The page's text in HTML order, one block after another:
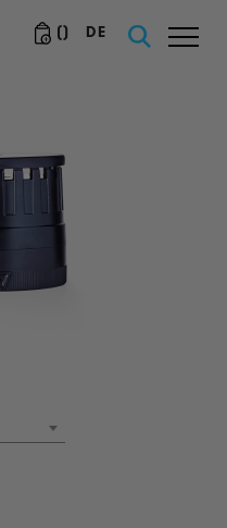
() DE